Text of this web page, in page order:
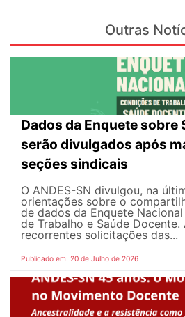
Outras
Dados da Enquete sobre
serão divulgados após
seções sindicais
O ANDES-SN divulgou, na
orientações sobre o
de dados da Enquete
de Trabalho e Saúde
recorrentes solicitações das...
Publicado em: 20 de Julho de 2026